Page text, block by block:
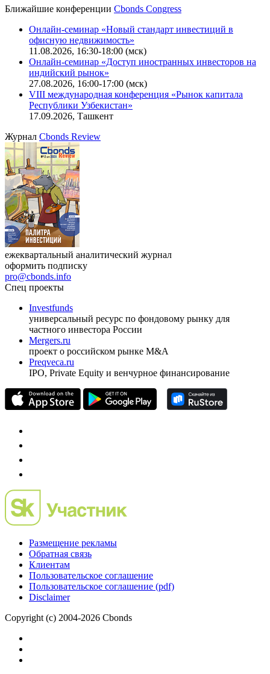
Ближайшие конференции Cbonds Congress
Онлайн-семинар «Новый стандарт инвестиций в
офисную недвижимость»
11.08.2026, 16:30-18:00 (мск)
Онлайн-семинар «Доступ иностранных инвесторов на
индийский рынок»
27.08.2026, 16:00-17:00 (мск)
VIII международная конференция «Рынок капитала
Республики Узбекистан»
17.09.2026, Ташкент
Журнал Cbonds Review
ежеквартальный аналитический журнал
оформить подписку
pro@cbonds.info
Спец проекты
Investfunds
универсальный ресурс по фондовому рынку для
частного инвестора России
Mergers.ru
проект о российском рынке M&A
Preqveca.ru
IPO, Private Equity и венчурное финансирование
Размещение рекламы
Обратная связь
Клиентам
Пользовательское соглашение
Пользовательское соглашение (pdf)
Disclaimer
Copyright (c) 2004-2026 Cbonds